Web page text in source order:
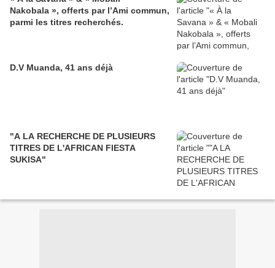
Nakobala », offerts par l’Ami commun,
parmi les titres recherchés.
D.V Muanda, 41 ans déjà
"A LA RECHERCHE DE PLUSIEURS
TITRES DE L'AFRICAN FIESTA
SUKISA"